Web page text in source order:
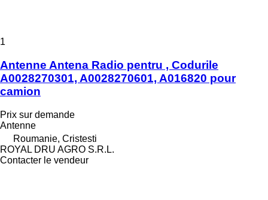
1
Antenne Antena Radio pentru , Codurile
A0028270301, A0028270601, A016820 pour
camion
Prix sur demande
Antenne
Roumanie, Cristesti
ROYAL DRU AGRO S.R.L.
Contacter le vendeur